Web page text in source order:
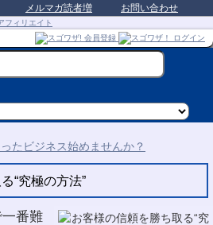
メルマガ読者増 お問い合わせ
“究極の方法”
番難